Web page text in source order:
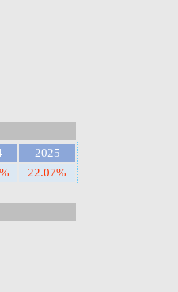
2025
22.07%